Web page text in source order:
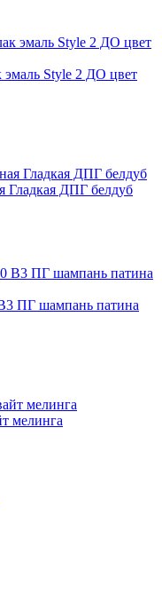
эмаль Style 2 ДО цвет
Гладкая ДПГ белдуб
ПГ шампань патина
мелинга